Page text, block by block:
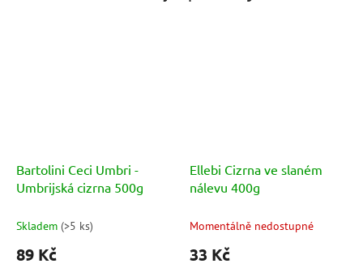
Bartolini Ceci Umbri -
Umbrijská cizrna 500g
Skladem (>5 ks)
89 Kč
Ellebi Cizrna ve slaném
nálevu 400g
Momentálně nedostupné
33 Kč